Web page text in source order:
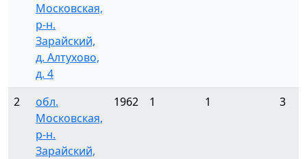
Московская,
р-н.
Зарайский,
д. Алтухово,
д. 4
2
обл.
Московская,
р-н.
Зарайский,
1962 1 1 3